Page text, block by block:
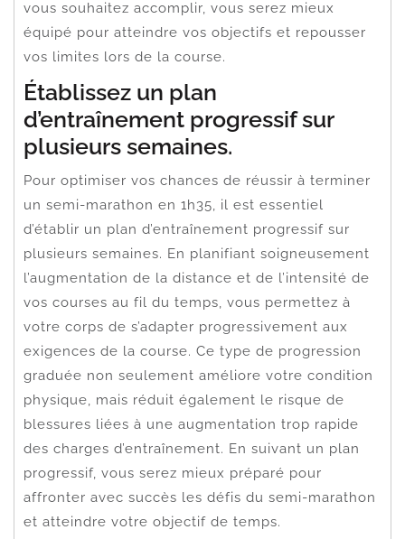
vous souhaitez accomplir, vous serez mieux
équipé pour atteindre vos objectifs et repousser
vos limites lors de la course.
Établissez un plan
d’entraînement progressif sur
plusieurs semaines.
Pour optimiser vos chances de réussir à terminer
un semi-marathon en 1h35, il est essentiel
d’établir un plan d’entraînement progressif sur
plusieurs semaines. En planifiant soigneusement
l’augmentation de la distance et de l’intensité de
vos courses au fil du temps, vous permettez à
votre corps de s’adapter progressivement aux
exigences de la course. Ce type de progression
graduée non seulement améliore votre condition
physique, mais réduit également le risque de
blessures liées à une augmentation trop rapide
des charges d’entraînement. En suivant un plan
progressif, vous serez mieux préparé pour
affronter avec succès les défis du semi-marathon
et atteindre votre objectif de temps.